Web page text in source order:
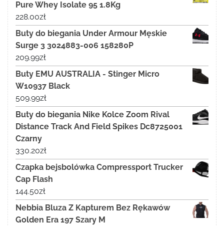
Pure Whey Isolate 95 1.8Kg
228.00zł
Buty do biegania Under Armour Męskie
Surge 3 3024883-006 158280P
209.99zł
Buty EMU AUSTRALIA - Stinger Micro
W10937 Black
509.99zł
Buty do biegania Nike Kolce Zoom Rival
Distance Track And Field Spikes Dc8725001
Czarny
330.20zł
Czapka bejsbolówka Compressport Trucker
Cap Flash
144.50zł
Nebbia Bluza Z Kapturem Bez Rękawów
Golden Era 197 Szary M